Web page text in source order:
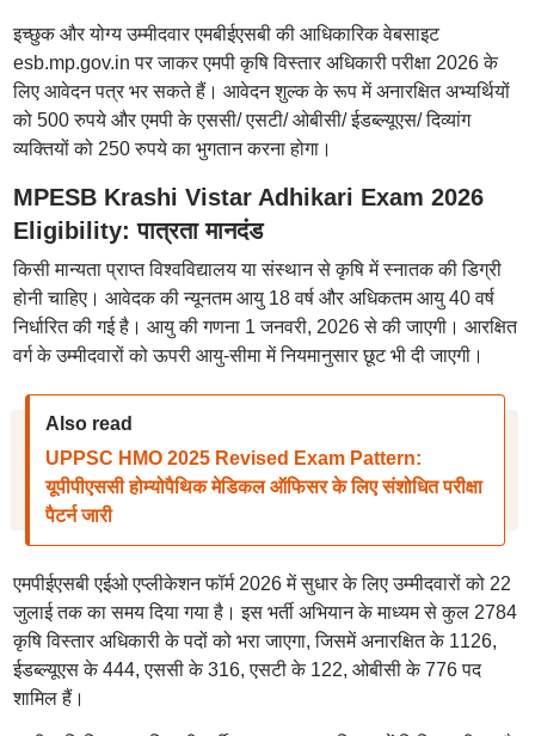
इच्छुक और योग्य उम्मीदवार एमबीईएसबी की आधिकारिक वेबसाइट
esb.mp.gov.in पर जाकर एमपी कृषि विस्तार अधिकारी परीक्षा 2026 के
लिए आवेदन पत्र भर सकते हैं। आवेदन शुल्क के रूप में अनारक्षित अभ्यर्थियों
को 500 रुपये और एमपी के एससी/ एसटी/ ओबीसी/ ईडब्ल्यूएस/ दिव्यांग
व्यक्तियों को 250 रुपये का भुगतान करना होगा।
MPESB Krashi Vistar Adhikari Exam 2026
Eligibility: पात्रता मानदंड
किसी मान्यता प्राप्त विश्वविद्यालय या संस्थान से कृषि में स्नातक की डिग्री
होनी चाहिए। आवेदक की न्यूनतम आयु 18 वर्ष और अधिकतम आयु 40 वर्ष
निर्धारित की गई है। आयु की गणना 1 जनवरी, 2026 से की जाएगी। आरक्षित
वर्ग के उम्मीदवारों को ऊपरी आयु-सीमा में नियमानुसार छूट भी दी जाएगी।
Also read
UPPSC HMO 2025 Revised Exam Pattern:
यूपीपीएससी होम्योपैथिक मेडिकल ऑफिसर के लिए संशोधित परीक्षा
पैटर्न जारी
एमपीईएसबी एईओ एप्लीकेशन फॉर्म 2026 में सुधार के लिए उम्मीदवारों को 22
जुलाई तक का समय दिया गया है। इस भर्ती अभियान के माध्यम से कुल 2784
कृषि विस्तार अधिकारी के पदों को भरा जाएगा, जिसमें अनारक्षित के 1126,
ईडब्ल्यूएस के 444, एससी के 316, एसटी के 122, ओबीसी के 776 पद
शामिल हैं।